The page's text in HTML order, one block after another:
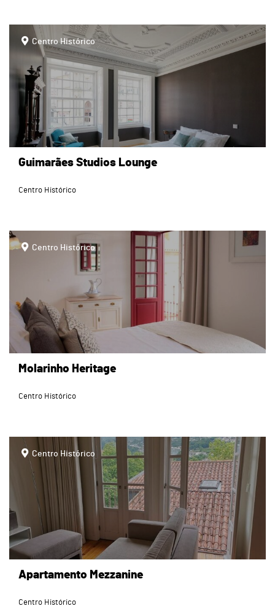
page
Centro Histórico
Guimarães Studios Lounge
Centro Histórico
page
Centro Histórico
Molarinho Heritage
Centro Histórico
page
Centro Histórico
Apartamento Mezzanine
Centro Histórico